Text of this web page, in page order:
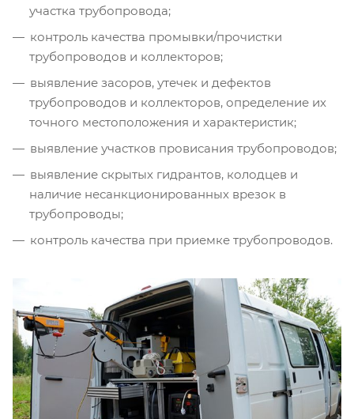
участка трубопровода;
контроль качества промывки/прочистки
трубопроводов и коллекторов;
выявление засоров, утечек и дефектов
трубопроводов и коллекторов, определение их
точного местоположения и характеристик;
выявление участков провисания трубопроводов;
выявление скрытых гидрантов, колодцев и
наличие несанкционированных врезок в
трубопроводы;
контроль качества при приемке трубопроводов.